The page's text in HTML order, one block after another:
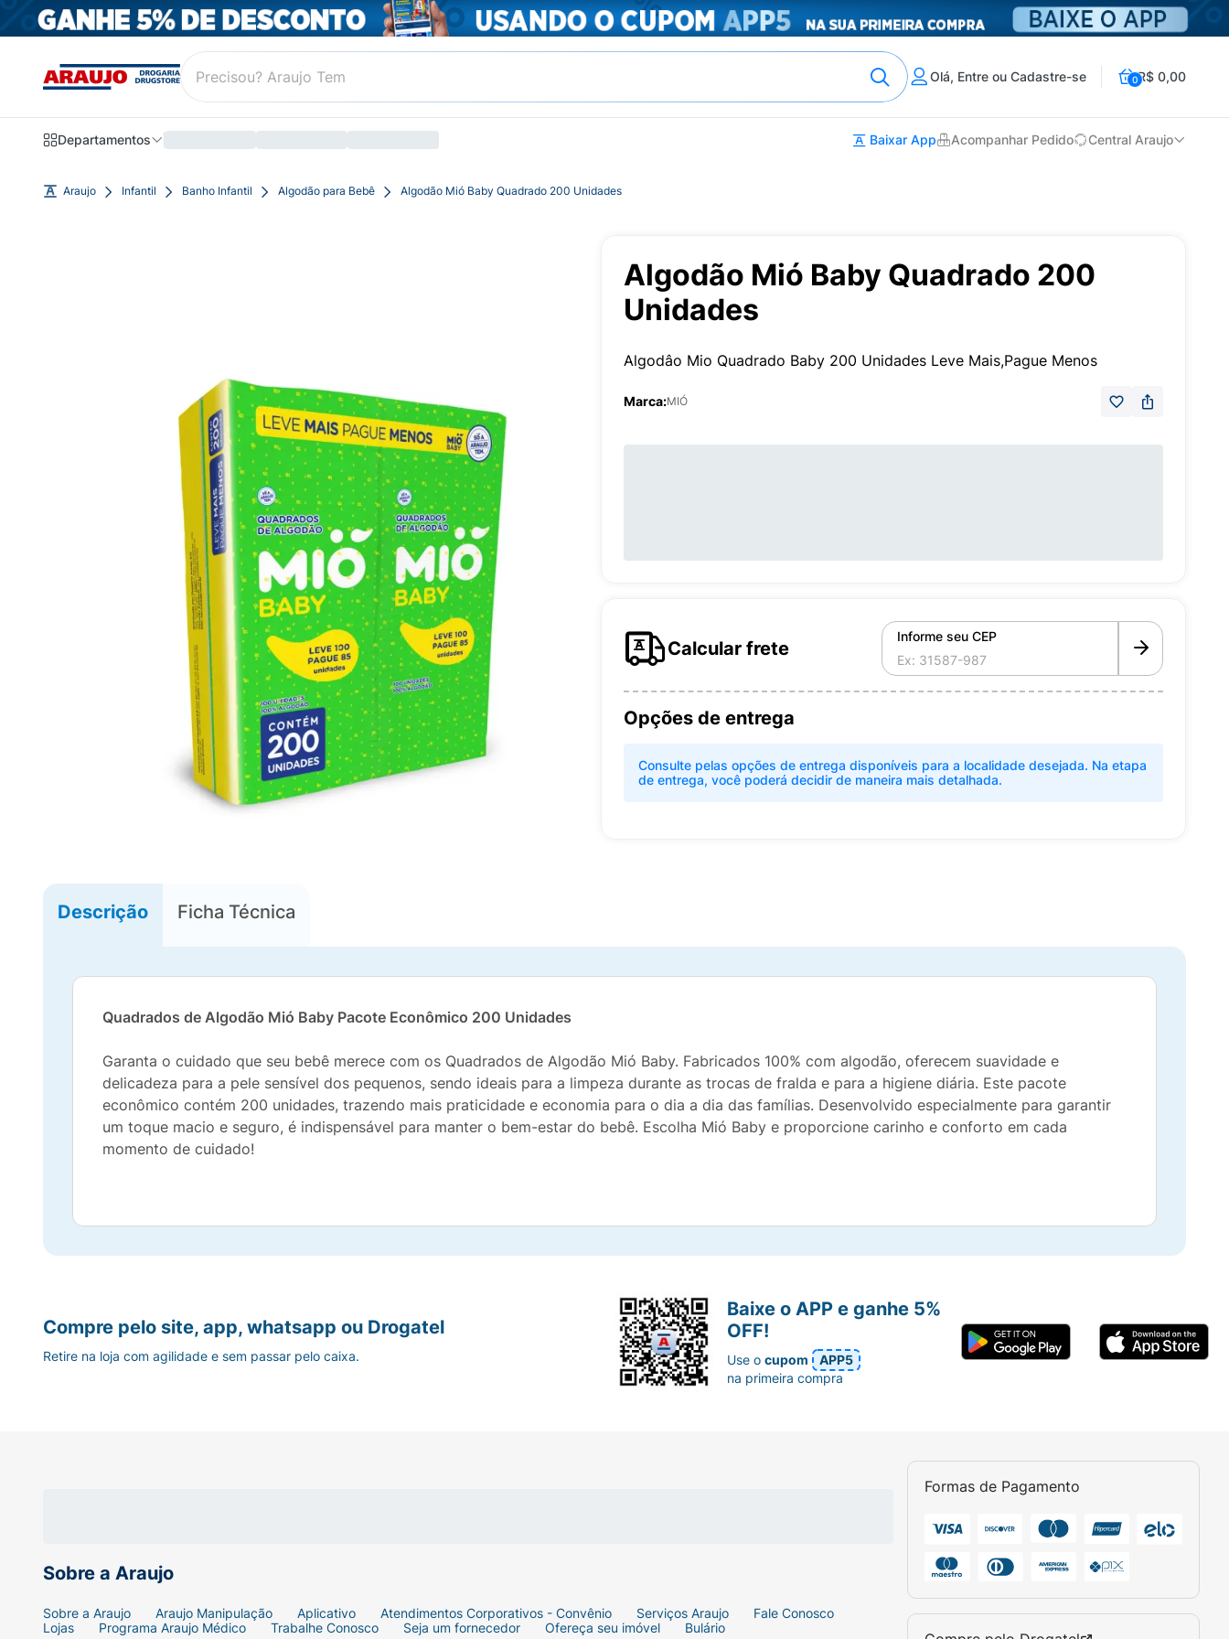
Olá, Entre ou Cadastre-se 0R$ 0,00
Departamentos Baixar App Acompanhar Pedido Central Araujo
Araujo Infantil Banho Infantil Algodão para Bebê Algodão Mió Baby Quadrado 200 Unidades
Algodão Mió Baby Quadrado 200
Unidades
Algodâo Mio Quadrado Baby 200 Unidades Leve Mais,Pague Menos
Marca:MIÓ
Calcular frete
Informe seu CEP
Opções de entrega
Consulte pelas opções de entrega disponíveis para a localidade desejada. Na etapa
de entrega, você poderá decidir de maneira mais detalhada.
Descrição Ficha Técnica
Quadrados de Algodão Mió Baby Pacote Econômico 200 Unidades
Garanta o cuidado que seu bebê merece com os Quadrados de Algodão Mió Baby. Fabricados 100% com algodão, oferecem suavidade e
delicadeza para a pele sensível dos pequenos, sendo ideais para a limpeza durante as trocas de fralda e para a higiene diária. Este pacote
econômico contém 200 unidades, trazendo mais praticidade e economia para o dia a dia das famílias. Desenvolvido especialmente para garantir
um toque macio e seguro, é indispensável para manter o bem-estar do bebê. Escolha Mió Baby e proporcione carinho e conforto em cada
momento de cuidado!
Sobre a Araujo
Sobre a Araujo Araujo Manipulação Aplicativo Atendimentos Corporativos - Convênio Serviços Araujo
Fale Conosco
Lojas
Programa Araujo Médico Trabalhe Conosco Seja um fornecedor Ofereça seu imóvel Bulário
Formas de Pagamento
Compre pelo site, app, whatsapp ou Drogatel
Retire na loja com agilidade e sem passar pelo caixa.
Baixe o APP e ganhe 5%
OFF!
Use ocupom
APP5
na primeira compra